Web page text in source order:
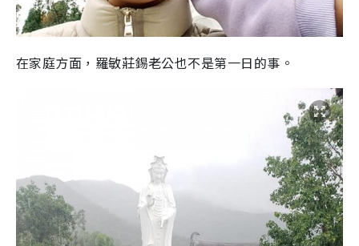
在家庭方面，羅敏莊錫老公也不是第一日的事。